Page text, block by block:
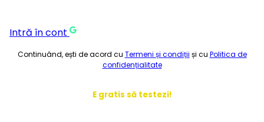
Intră în cont
Continuând, ești de acord cu Termeni și condiții și cu Politica de
confidențialitate
E gratis să testezi!